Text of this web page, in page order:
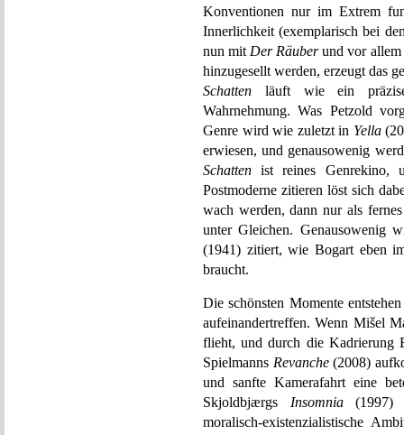
Konventionen nur im Extrem
Innerlichkeit (exemplarisch bei
nun mit Der Räuberund vor allem
hinzugesellt werden, erzeugt das
Schatten läuft wie ein
Wahrnehmung. Was Petzold
Genre wird wie zuletzt in Yella
erwiesen, und genausowenig
Schatten ist reines Genrekino,
Postmoderne zitieren löst sich
wach werden, dann nur als
unter Gleichen. Genausowenig
(1941) zitiert, wie Bogart eben
braucht.
Die schönsten Momente
aufeinandertreffen. Wenn Mišel
flieht, und durch die Kadrierung
Spielmanns Revanche(2008)
und sanfte Kamerafahrt eine
Skjoldbjærgs Insomnia(1997)
moralisch-existenzialistische